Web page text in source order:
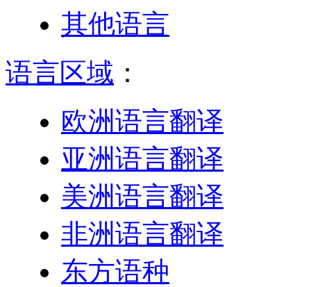
其他语言
语言区域 ：
欧洲语言翻译
亚洲语言翻译
美洲语言翻译
非洲语言翻译
东方语种